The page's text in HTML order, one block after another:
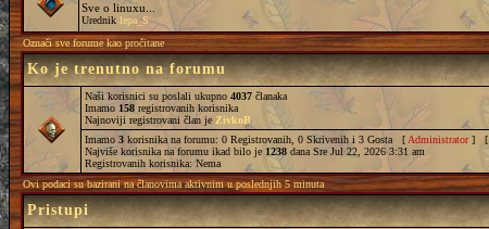
Sve o linuxu...
Urednik lepa_S
Označi sve forume kao pročitane
Ko je trenutno na forumu
Naši korisnici su poslali ukupno 4037 članaka
Imamo 158 registrovanih korisnika
Najnoviji registrovani član je ZivkoB
Imamo 3 korisnika na forumu: 0 Registrovanih, 0 Skrivenih i 3 Gosta [ Administrator] [
Najviše korisnika na forumu ikad bilo je 1238 dana Sre Jul 22, 2026 3:31 am
Registrovanih korisnika: Nema
Ovi podaci su bazirani na članovima aktivnim u poslednjih 5 minuta
Pristupi